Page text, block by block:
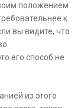
положением
к
вы видите, что
его способ не
из этого